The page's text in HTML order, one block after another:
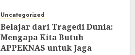
Uncategorized
Belajar dari Tragedi Dunia:
Mengapa Kita Butuh
APPEKNAS untuk Jaga